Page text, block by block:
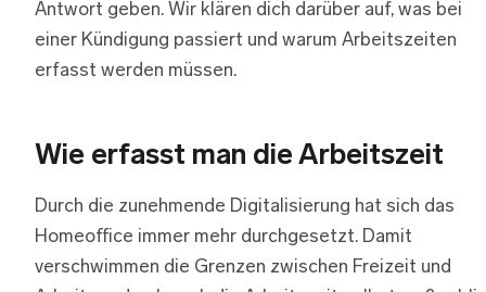
Antwort geben. Wir klären dich darüber auf, was bei
einer Kündigung passiert und warum Arbeitszeiten
erfasst werden müssen.
Wie erfasst man die Arbeitszeit
Durch die zunehmende Digitalisierung hat sich das
Homeoffice immer mehr durchgesetzt. Damit
verschwimmen die Grenzen zwischen Freizeit und